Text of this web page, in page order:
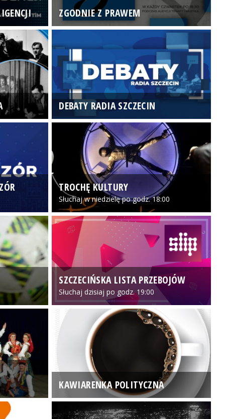
ZGODNIE Z PRAWEM
DEBATY RADIA SZCZECIN
TROCHĘ KULTURY
Słuchaj w niedzielę po godz. 18:00
SZCZECIŃSKA LISTA PRZEBOJÓW
Słuchaj dzisiaj po godz. 19:00
KAWIARENKA POLITYCZNA